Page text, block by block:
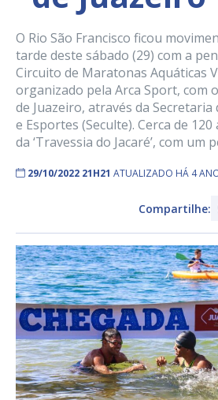
O Rio São Francisco ficou
tarde deste sábado (29) com a
Circuito de Maratonas Aquáticas
organizado pela Arca Sport, com
de Juazeiro, através da
e Esportes (Seculte). Cerca de
da ‘Travessia do Jacaré’, com um
29/10/2022 21H21 ATUALIZADO HÁ 4
Compartilhe: